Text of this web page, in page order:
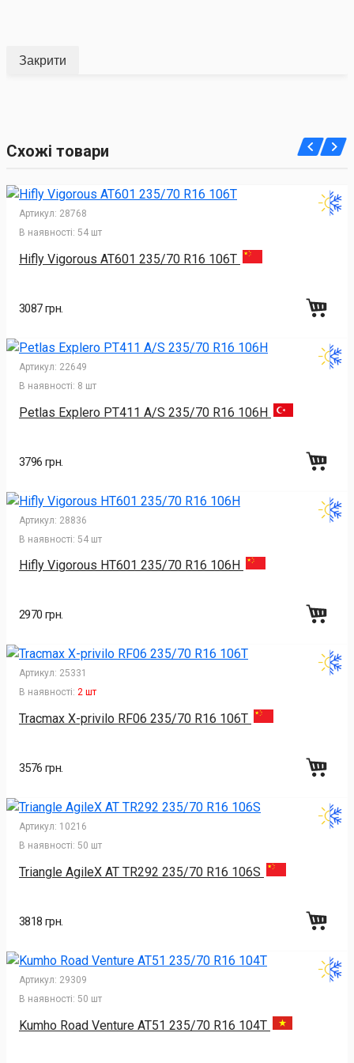
Закрити
Схожі товари
Артикул: 28768
В наявності: 54 шт
Hifly Vigorous AT601 235/70 R16 106T
3087 грн.
Артикул: 22649
В наявності: 8 шт
Petlas Explero PT411 A/S 235/70 R16 106H
3796 грн.
Артикул: 28836
В наявності: 54 шт
Hifly Vigorous HT601 235/70 R16 106H
2970 грн.
Артикул: 25331
В наявності: 2 шт
Tracmax X-privilo RF06 235/70 R16 106T
3576 грн.
Артикул: 10216
В наявності: 50 шт
Triangle AgileX AT TR292 235/70 R16 106S
3818 грн.
Артикул: 29309
В наявності: 50 шт
Kumho Road Venture AT51 235/70 R16 104T